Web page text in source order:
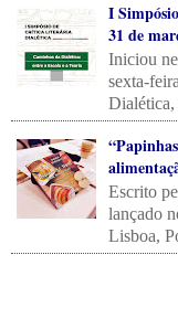
I
31 de
Iniciou
sexta-
Dialética,
Escrito
lançado
Lisboa,